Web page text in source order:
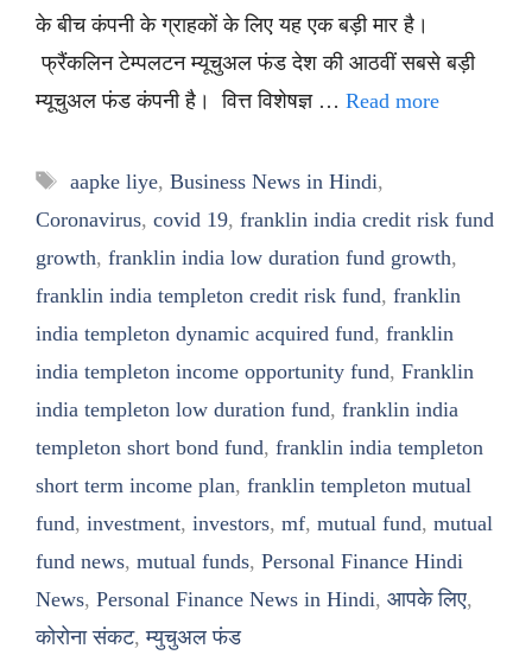
के बीच कंपनी के ग्राहकों के लिए यह एक बड़ी मार है।
फ्रैंकलिन टेम्पलटन म्यूचुअल फंड देश की आठवीं सबसे बड़ी
म्यूचुअल फंड कंपनी है। वित्त विशेषज्ञ … Read more
Tags
aapke liye, Business News in Hindi,
Coronavirus, covid 19, franklin india credit risk fund
growth, franklin india low duration fund growth,
franklin india templeton credit risk fund, franklin
india templeton dynamic acquired fund, franklin
india templeton income opportunity fund, Franklin
india templeton low duration fund, franklin india
templeton short bond fund, franklin india templeton
short term income plan, franklin templeton mutual
fund, investment, investors, mf, mutual fund, mutual
fund news, mutual funds, Personal Finance Hindi
News, Personal Finance News in Hindi, आपके लिए,
कोरोना संकट,म्युचुअल फंड